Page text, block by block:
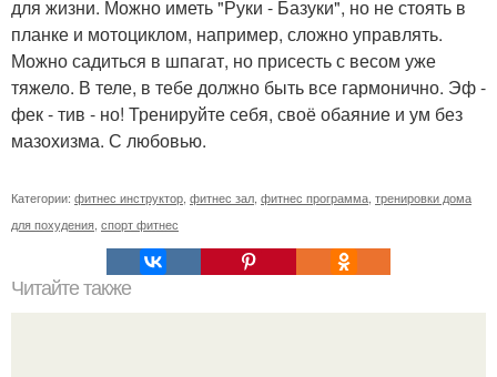
для жизни. Можно иметь "Руки - Базуки", но не стоять в
планке и мотоциклом, например, сложно управлять.
Можно садиться в шпагат, но присесть с весом уже
тяжело. В теле, в тебе должно быть все гармонично. Эф -
фек - тив - но! Тренируйте себя, своё обаяние и ум без
мазохизма. С любовью.
Категории: фитнес инструктор фитнес зал фитнес программа тренировки дома
для похудения спорт фитнес
Читайте также